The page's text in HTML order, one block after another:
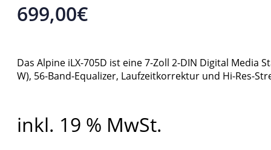
699,00€
Das Alpine iLX-705D ist eine 7-Zoll 2-DIN Digital Media
W), 56-Band-Equalizer, Laufzeitkorrektur und Hi-Res-
inkl. 19 % MwSt.